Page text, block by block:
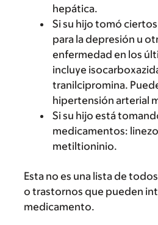
hepática.
Si su hijo tomó
para la depresión u
enfermedad en los
incluye
tranilcipromina.
hipertensión arterial
Si su hijo está
medicamentos:
metiltioninio.
Esta no es una lista de
o trastornos que pueden
medicamento.